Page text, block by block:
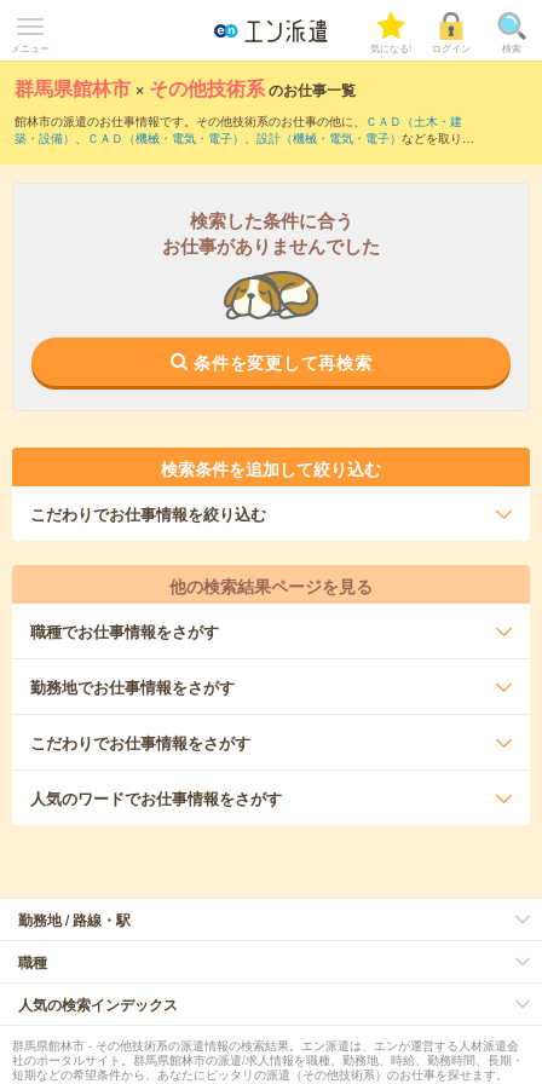
メニュー 気になる! ログイン 検索
群馬県館林市 × その他技術系のお仕事一覧
館林市の派遣のお仕事情報です。その他技術系のお仕事の他に、
ＣＡＤ（土木・建
築・設備） 、 ＣＡＤ（機械・電気・電子） 、 設計（機械・電気・電子） などを取り揃
検索した条件に合う
お仕事がありませんでした
条件を変更して再検索
検索条件を追加して絞り込む
こだわりでお仕事情報を絞り込む
他の検索結果ページを見る
職種でお仕事情報をさがす
勤務地でお仕事情報をさがす
こだわりでお仕事情報をさがす
人気のワードでお仕事情報をさがす
勤務地 / 路線・駅
職種
人気の検索インデックス
群馬県館林市 - その他技術系の派遣情報の検索結果。エン派遣は、エンが運営する人材派遣会
社のポータルサイト。群馬県館林市の派遣/求人情報を職種、勤務地、時給、勤務時間、長期・
短期などの希望条件から、あなたにピッタリの派遣（その他技術系）のお仕事を探せます。